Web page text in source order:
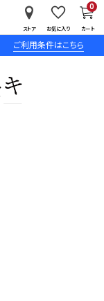
ご利用条件はこちら
ストア お気に入り カート
0